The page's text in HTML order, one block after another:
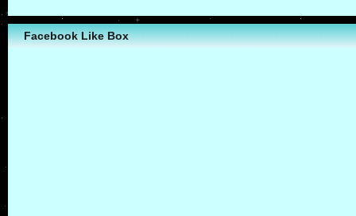
Facebook Like Box